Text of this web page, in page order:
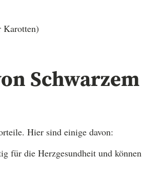
Karotten)
Schwarzem
Hier sind einige davon:
für die Herzgesundheit und können